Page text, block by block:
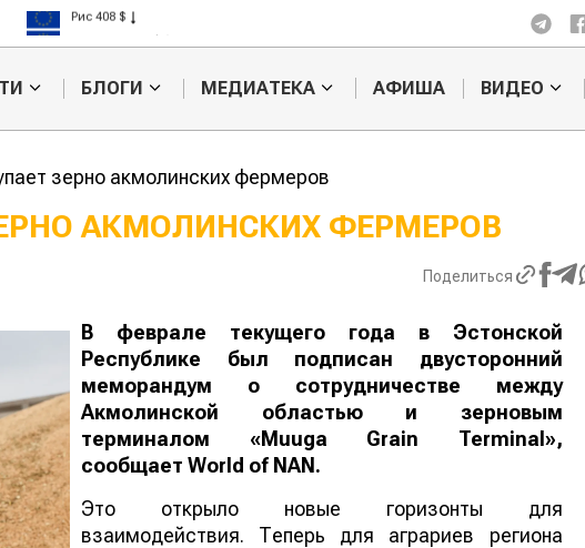
Рис 408 $
Пшеница 423 $
БЛОГИ МЕДИАТЕКА АФИША ВИДЕО
зерно акмолинских фермеров
АКМОЛИНСКИХ ФЕРМЕРОВ
Поделиться
В феврале текущего года в Эстонской
Республике был подписан двусторонний
меморандум о сотрудничестве между
Акмолинской областью и зерновым
терминалом «Muuga Grain Terminal»,
сообщает World of NAN.
Это открыло новые горизонты для
взаимодействия. Теперь для аграриев региона
авиатоплива
Картофельные
войны:
лазером